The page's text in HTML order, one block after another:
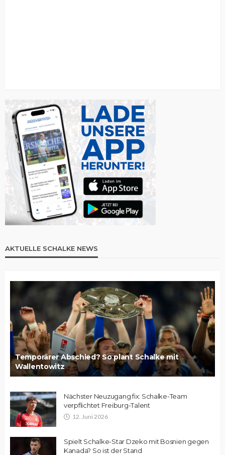
AKTUELLE SCHALKE NEWS
Temporärer Abschied? So plant Schalke mit
Wallentowitz
Nächster Neuzugang fix: Schalke-Team
verpflichtet Freiburg-Talent
12. Juni 2026
Spielt Schalke-Star Dzeko mit Bosnien gegen
Kanada? So ist der Stand